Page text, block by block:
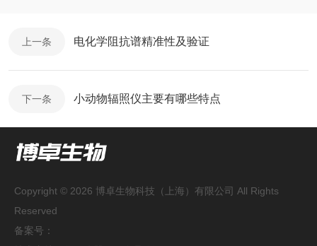
上一条 电化学阻抗谱精准性及验证
下一条 小动物辐照仪主要有哪些特点
Copyright © 2026 博卓生物科技（上海）有限公司 All Rights
Reserved
备案号：